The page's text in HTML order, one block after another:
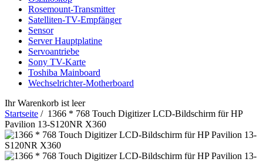
Rosemount-Transmitter
Satelliten-TV-Empfänger
Sensor
Server Hauptplatine
Servoantriebe
Sony TV-Karte
Toshiba Mainboard
Wechselrichter-Motherboard
Ihr Warenkorb ist leer
Startseite / 1366 * 768 Touch Digitizer LCD-Bildschirm für HP
Pavilion 13-S120NR X360